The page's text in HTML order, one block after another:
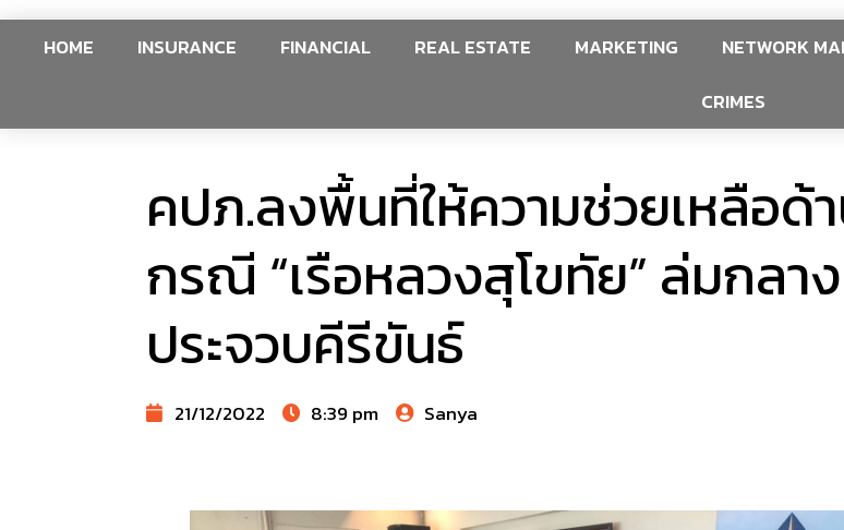
HOME INSURANCE FINANCIAL REAL ESTATE MARKETING NETWORK
CRIMES
คปภ.ลงพื้นที่ให้ความช่วยเหลือด้
กรณี “เรือหลวงสุโขทัย” ล่มกลา
ประจวบคีรีขันธ์
21/12/2022 8:39 pm Sanya